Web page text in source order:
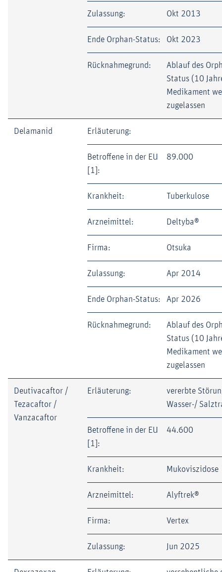
Zulassung: Okt 2013
Ende Orphan-Status: Okt 2023
Rücknahmegrund:
Ablauf des
Status (10
Medikament
zugelassen
Delamanid Erläuterung:
Betroffene in der EU
[1]:
89.000
Krankheit: Tuberkulose
Arzneimittel: Deltyba®
Firma: Otsuka
Zulassung: Apr 2014
Ende Orphan-Status: Apr 2026
Rücknahmegrund:
Ablauf des
Status (10
Medikament
zugelassen
Deutivacaftor /
Tezacaftor /
Vanzacaftor
Erläuterung:
vererbte
Wasser-/
Betroffene in der EU
[1]:
44.600
Krankheit: Mukoviszidose
Arzneimittel: Alyftrek®
Firma: Vertex
Zulassung: Jun 2025